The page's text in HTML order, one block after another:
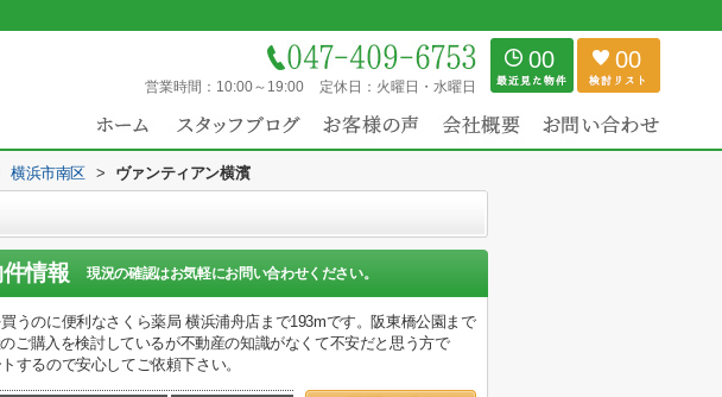
営業時間： 10:00～19:00 定休日： 火曜日・水曜日
00 00
横浜市南区 > ヴァンティアン横濱
情報 現況の確認はお気軽にお問い合わせください。
うのに便利なさくら薬局 横浜浦舟店まで193mです。阪東橋公園まで
ご購入を検討しているが不動産の知識がなくて不安だと思う方で
するので安心してご依頼下さい。